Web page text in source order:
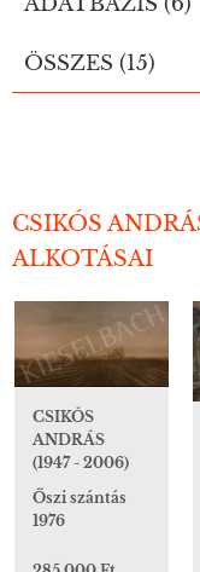
ÖSSZES (15)
CSIKÓS
ALKOTÁSAI
CSIKÓS
ANDRÁS
(1947 - 2006)
Őszi szántás
1976